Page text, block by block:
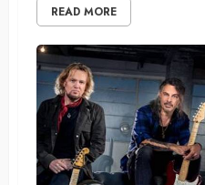
READ MORE